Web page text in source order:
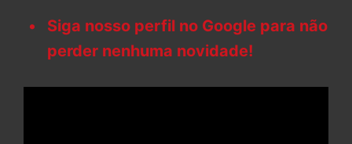
Siga nosso perfil no Google para não
perder nenhuma novidade!